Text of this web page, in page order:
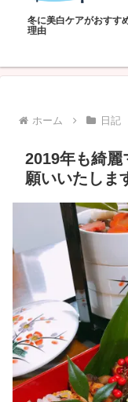
2021年下半期ベスト
が選ぶスキンケア・サ
ホーム 日記
2019年も綺麗
願いいたしま